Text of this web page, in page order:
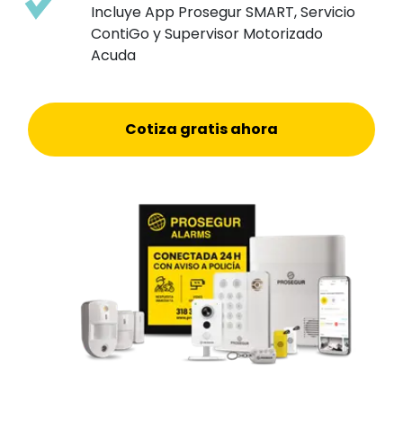
Incluye App Prosegur SMART, Servicio
ContiGo y Supervisor Motorizado
Acuda
Cotiza gratis ahora